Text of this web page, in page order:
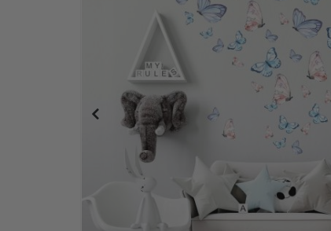
Personalisiertes Poster - Individueller